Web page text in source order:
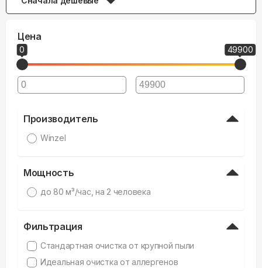
Цена
0 49900
Производитель
Winzel
Мощность
дo 80 м³/час, на 2 человека
Фильтрация
Стандартная очистка от крупной пыли
Идеальная очистка от аллергенов